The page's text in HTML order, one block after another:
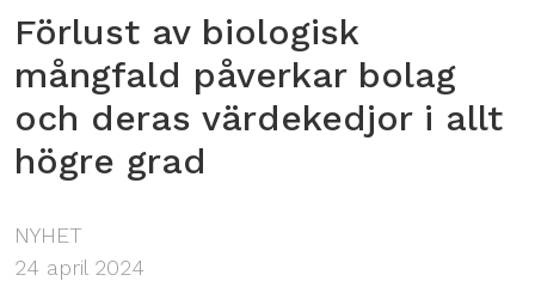
Förlust av biologisk
mångfald påverkar bolag
och deras värdekedjor i allt
högre grad
NYHET
24 april 2024